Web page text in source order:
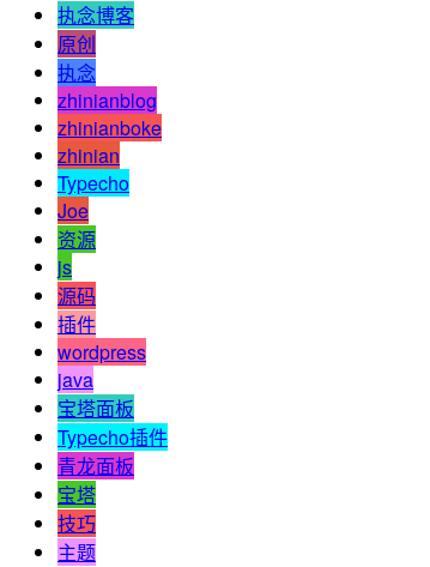
执念博客
原创
执念
zhinianblog
zhinianboke
zhinian
Typecho
Joe
资源
js
源码
插件
wordpress
java
宝塔面板
Typecho插件
青龙面板
宝塔
技巧
主题